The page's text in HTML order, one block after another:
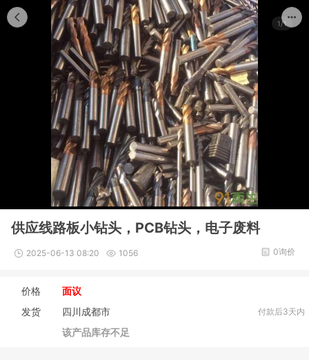
1/1
供应线路板小钻头，PCB钻头，电子废料
2025-06-13 08:20 1056 0询价
价格 面议
发货 四川成都市 付款后3天内
该产品库存不足